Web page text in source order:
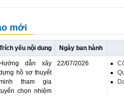
mới
yếu nội dung Ngày ban hành
Hướng dẫn xây
hồ sơ thuyết
tham gia
chọn nhiệm
22/07/2026